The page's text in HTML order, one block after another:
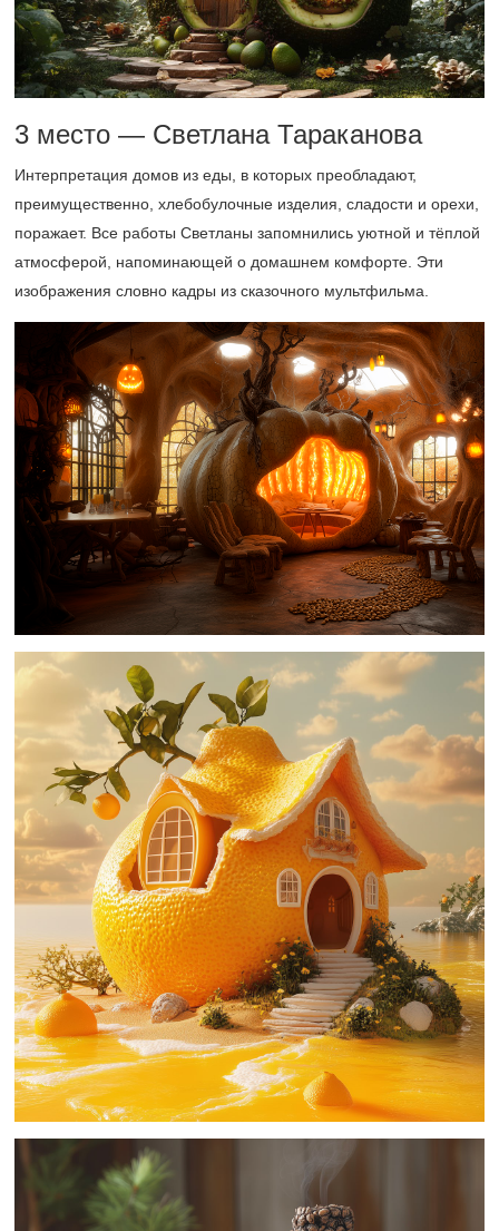
3 место — Светлана Тараканова
Интерпретация домов из еды, в которых преобладают,
преимущественно, хлебобулочные изделия, сладости и орехи,
поражает. Все работы Светланы запомнились уютной и тёплой
атмосферой, напоминающей о домашнем комфорте. Эти
изображения словно кадры из сказочного мультфильма.